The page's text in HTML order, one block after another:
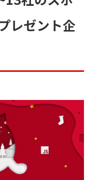
レゼント企